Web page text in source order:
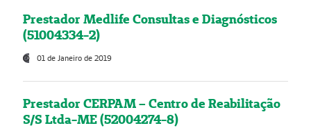
Prestador Medlife Consultas e Diagnósticos
(51004334-2)
01 de Janeiro de 2019
Prestador CERPAM – Centro de Reabilitação
S/S Ltda-ME (52004274-8)